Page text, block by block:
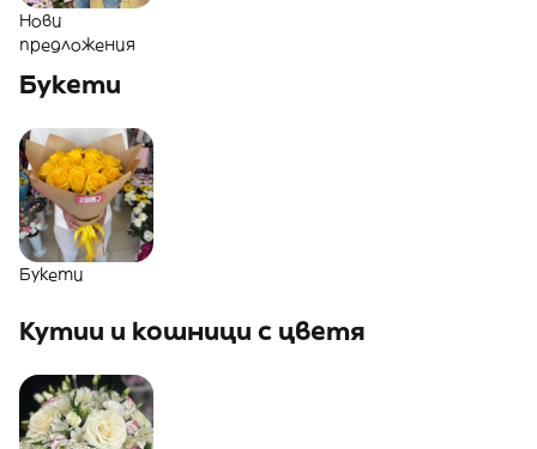
Нови
предложения
Букети
Букети
Кутии и кошници с цветя